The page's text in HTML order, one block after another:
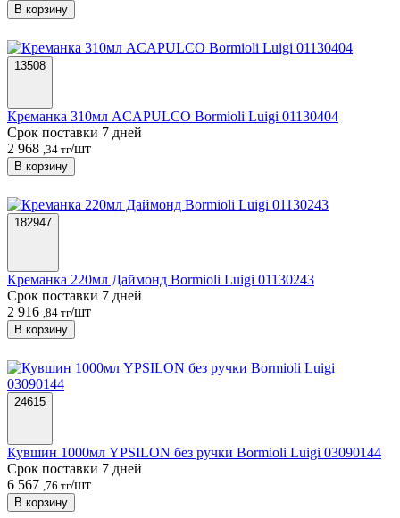
В корзину
13508
Креманка 310мл ACAPULCO Bormioli Luigi 01130404
Срок поставки 7 дней
2 968 ,34 тг/шт
В корзину
182947
Креманка 220мл Даймонд Bormioli Luigi 01130243
Срок поставки 7 дней
2 916 ,84 тг/шт
В корзину
24615
Кувшин 1000мл YPSILON без ручки Bormioli Luigi 03090144
Срок поставки 7 дней
6 567 ,76 тг/шт
В корзину